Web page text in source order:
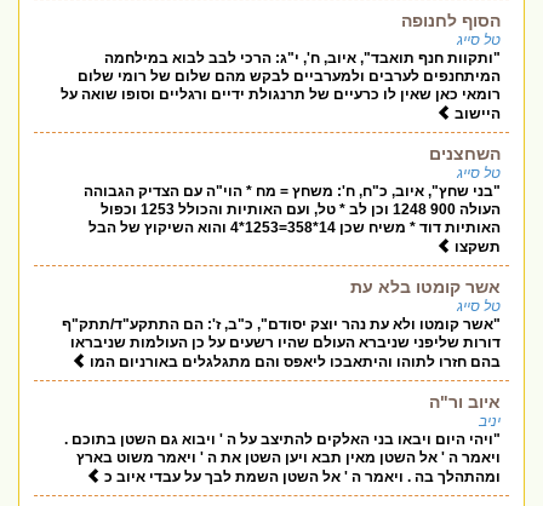
הסוף לחנופה
טל סייג
"ותקוות חנף תואבד", איוב, ח', י"ג: הרכי לבב לבוא במילחמה
המיתחנפים לערבים ולמערביים לבקש מהם שלום של רומי שלום
רומאי כאן שאין לו כרעיים של תרנגולת ידיים ורגליים וסופו שואה על
היישוב
השחצנים
טל סייג
"בני שחץ", איוב, כ"ח, ח': משחץ = מח * הוי"ה עם הצדיק הגבוהה
העולה 900 1248 וכן לב * טל, ועם האותיות והכולל 1253 וכפול
האותיות דוד * משיח שכן 14*358=1253*4 והוא השיקוץ של הבל
תשקצו
אשר קומטו בלא עת
טל סייג
"אשר קומטו ולא עת נהר יוצק יסודם", כ"ב, ז': הם התתקע"ד/תתק"ף
דורות שליפני שניברא העולם שהיו רשעים על כן העולמות שניבראו
בהם חזרו לתוהו והיתאבכו ליאפס והם מתגלגלים באורניום המו
איוב ור"ה
יניב
"ויהי היום ויבאו בני האלקים להתיצב על ה ' ויבוא גם השטן בתוכם .
ויאמר ה ' אל השטן מאין תבא ויען השטן את ה ' ויאמר משוט בארץ
ומהתהלך בה . ויאמר ה ' אל השטן השמת לבך על עבדי איוב כ